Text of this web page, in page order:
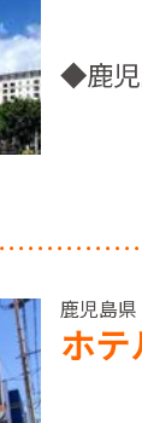
◆鹿児
鹿児島
ホテ